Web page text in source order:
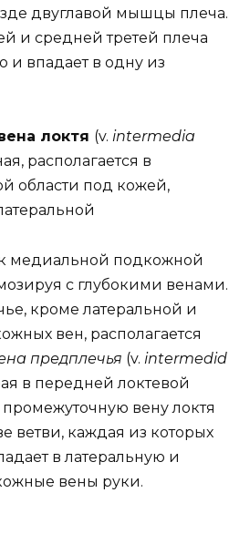
двуглавой мышцы плеча.
и средней третей плеча
и впадает в одну из
локтя (v. intermedia
располагается в
области под кожей,
медиальной подкожной
с глубокими венами.
кроме латеральной и
вен, располагается
предплечья (v. intermedid
в передней локтевой
промежуточную вену локтя
ветви, каждая из которых
в латеральную и
вены руки.